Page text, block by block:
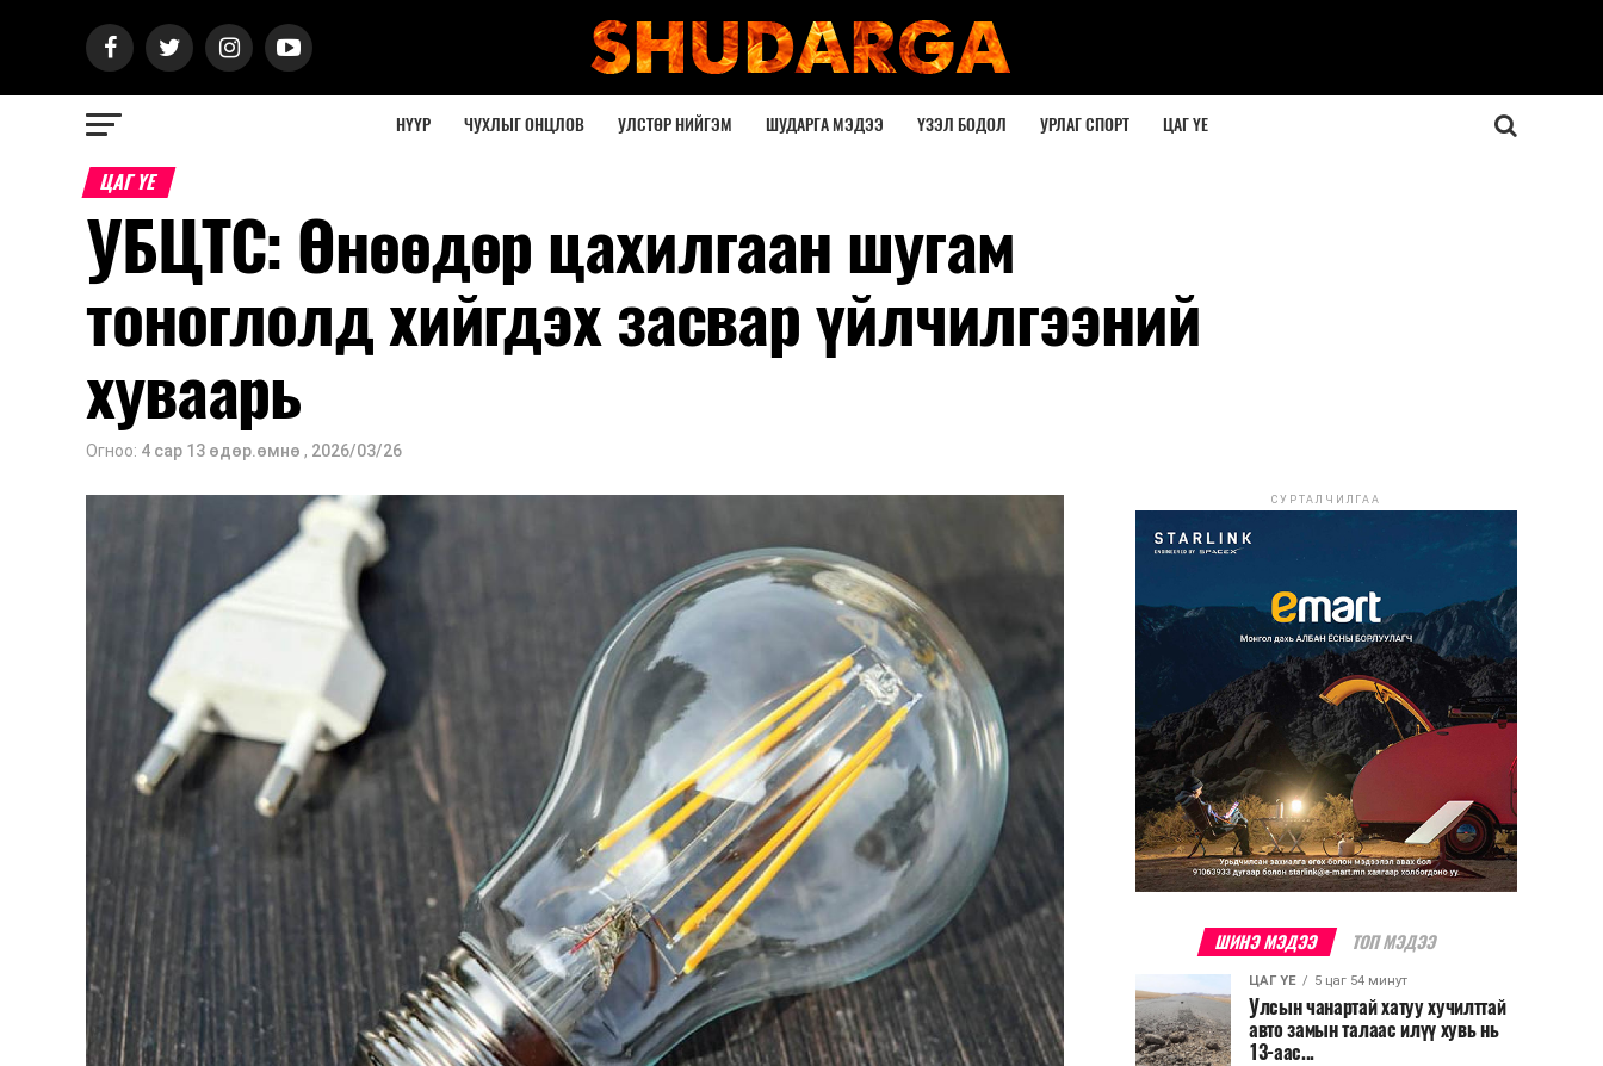
НҮҮР ЧУХЛЫГ ОНЦЛОВ УЛСТӨР НИЙГЭМ ШУДАРГА МЭДЭЭ ҮЗЭЛ БОДОЛ УРЛАГ СПОРТ ЦАГ ҮЕ
ЦАГ ҮЕ
УБЦТС: Өнөөдөр цахилгаан шугам
тоноглолд хийгдэх засвар үйлчилгээний
хуваарь
Огноо: 4 сар 13 өдөр.өмнө , 2026/03/26
СУРТАЛЧИЛГАА
ШИНЭ МЭДЭЭ ТОП МЭДЭЭ
ЦАГ ҮЕ 5 цаг 54 минут
Улсын чанартай хатуу хучилттай
авто замын талаас илүү хувь нь
13-аас...